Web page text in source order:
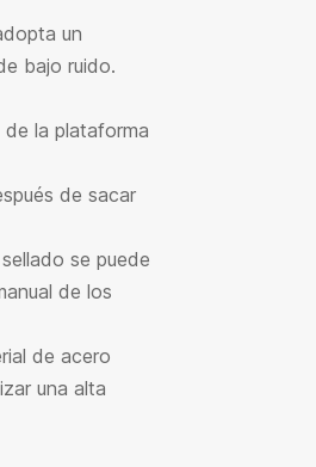
un
bajo ruido.
la plataforma
de sacar
se puede
de los
de acero
una alta